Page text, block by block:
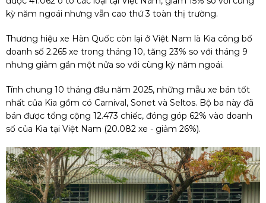
kỳ năm ngoái nhưng vẫn cao thứ 3 toàn thị trường.
Thương hiệu xe Hàn Quốc còn lại ở Việt Nam là Kia công bố
doanh số 2.265 xe trong tháng 10, tăng 23% so với tháng 9
nhưng giảm gần một nửa so với cùng kỳ năm ngoái.
Tính chung 10 tháng đầu năm 2025, những mẫu xe bán tốt
nhất của Kia gồm có Carnival, Sonet và Seltos. Bộ ba này đã
bán được tổng cộng 12.473 chiếc, đóng góp 62% vào doanh
số của Kia tại Việt Nam (20.082 xe - giảm 26%).